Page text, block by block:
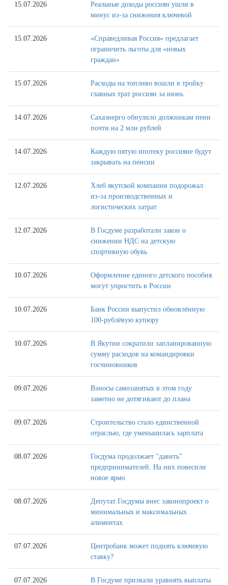
15.07.2026
Реальные доходы россиян ушли в
минус из-за снижения ключевой
15.07.2026
«Справедливая Россия» предлагает
ограничить льготы для «новых
граждан»
15.07.2026
Расходы на топливо вошли в тройку
главных трат россиян за июнь
14.07.2026
Сахаэнерго обнулило должникам пени
почти на 2 млн рублей
14.07.2026
Каждую пятую ипотеку россияне будут
закрывать на пенсии
12.07.2026
Хлеб якутской компании подорожал
из-за производственных и
логистических затрат
12.07.2026
В Госдуме разработали закон о
снижении НДС на детскую
спортивную обувь
10.07.2026
Оформление единого детского пособия
могут упростить в России
10.07.2026
Банк России выпустил обновлённую
100-рублёвую купюру
10.07.2026
В Якутии сократили запланированную
сумму расходов на командировки
госчиновников
09.07.2026
Взносы самозанятых в этом году
заметно не дотягивают до плана
09.07.2026
Строительство стало единственной
отраслью, где уменьшилась зарплата
08.07.2026
Госдума продолжает "давить"
предпринимателей. На них повесили
новое ярмо
08.07.2026
Депутат Госдумы внес законопроект о
минимальных и максимальных
алиментах
07.07.2026
Центробанк может поднять ключевую
ставку?
07.07.2026
В Госдуме призвали уравнять выплаты